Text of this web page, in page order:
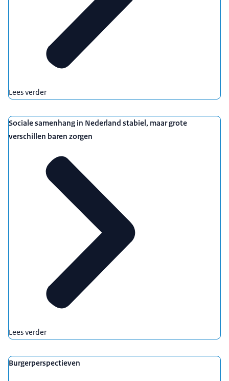
Nederland in Beeld (NIB)
Continu onderzoek burgerperspectieven (COB)
Lees verder
Sociale samenhang in Nederland stabiel, maar grote
verschillen baren zorgen
Lees verder
Burgerperspectieven